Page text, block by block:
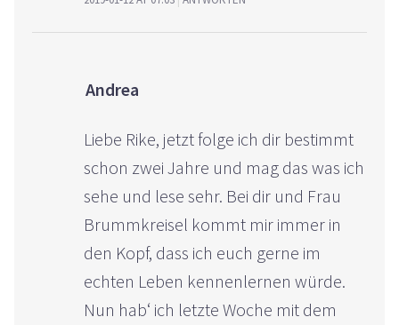
Andrea
Liebe Rike, jetzt folge ich dir bestimmt
schon zwei Jahre und mag das was ich
sehe und lese sehr. Bei dir und Frau
Brummkreisel kommt mir immer in
den Kopf, dass ich euch gerne im
echten Leben kennenlernen würde.
Nun hab‘ ich letzte Woche mit dem